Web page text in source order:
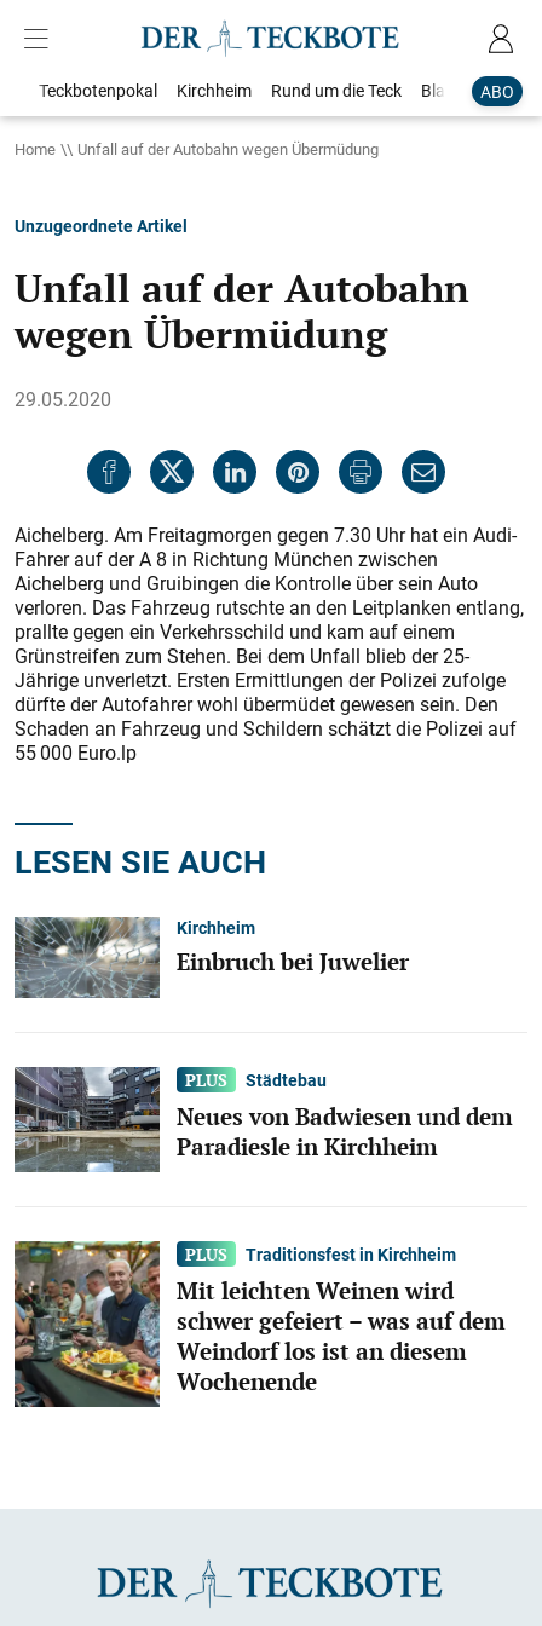
ABO
Teckbotenpokal Kirchheim Rund um die Teck Blaulicht
Home Unfall auf der Autobahn wegen Übermüdung
Unzugeordnete Artikel
Unfall auf der Autobahn
wegen Übermüdung
29.05.2020
Aichelberg. Am Freitagmorgen gegen 7.30 Uhr hat ein Audi-
Fahrer auf der A 8 in Richtung München zwischen
Aichelberg und Gruibingen die Kontrolle über sein Auto
verloren. Das Fahrzeug rutschte an den Leitplanken entlang,
prallte gegen ein Verkehrsschild und kam auf einem
Grünstreifen zum Stehen. Bei dem Unfall blieb der 25-
Jährige unverletzt. Ersten Ermittlungen der Polizei zufolge
dürfte der Autofahrer wohl übermüdet gewesen sein. Den
Schaden an Fahrzeug und Schildern schätzt die Polizei auf
55 000 Euro.lp
LESEN SIE AUCH
Kirchheim
Einbruch bei Juwelier
Städtebau
Neues von Badwiesen und dem
Paradiesle in Kirchheim
Traditionsfest in Kirchheim
Mit leichten Weinen wird
schwer gefeiert – was auf dem
Weindorf los ist an diesem
Wochenende